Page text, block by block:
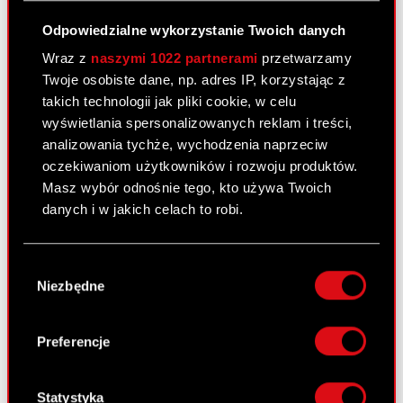
Odpowiedzialne wykorzystanie Twoich danych
Wraz z naszymi 1022 partnerami przetwarzamy
Twoje osobiste dane, np. adres IP, korzystając z
takich technologii jak pliki cookie, w celu
wyświetlania spersonalizowanych reklam i treści,
analizowania tychże, wychodzenia naprzeciw
oczekiwaniom użytkowników i rozwoju produktów.
Masz wybór odnośnie tego, kto używa Twoich
danych i w jakich celach to robi.
lokalizacji geograficznej z dokładnością nawet
Identyfikować Twoje urządzenie, aktywnie
analizując charakteryzującego je zbiory
palca)
zgody
Niezbędne
Preferencje
Statystyka
oraz podmiotu uprawnionego do
złożenia zapisu na warranty
subskrypcyjne serii G
Raport bieżący nr 93/2010
18 listopada 2010
PDF
Wycofanie rezygnacji przez Członka
Zarządu oraz powołanie Prezesa Zarządu
Raport bieżący nr 92/2010
Powtórne zawiadomienie Akcjonariuszy